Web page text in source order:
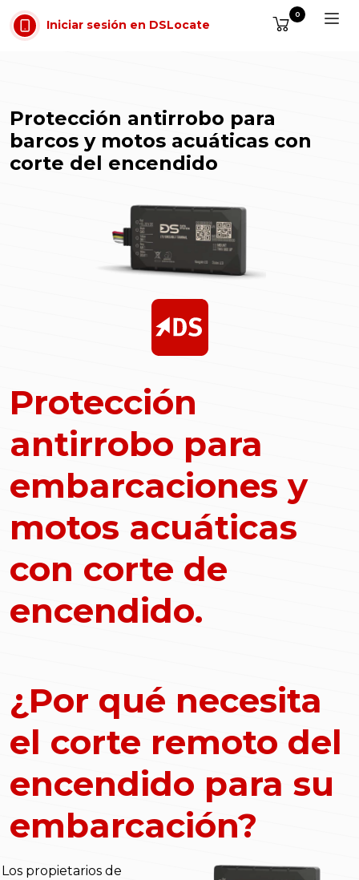
Saltar al contenido
Iniciar sesión en DSLocate
0
Protección antirrobo para
barcos y motos acuáticas con
corte del encendido
Protección
antirrobo para
embarcaciones y
motos acuáticas
con corte de
encendido.
¿Por qué necesita
el corte remoto del
encendido para su
embarcación?
Los propietarios de